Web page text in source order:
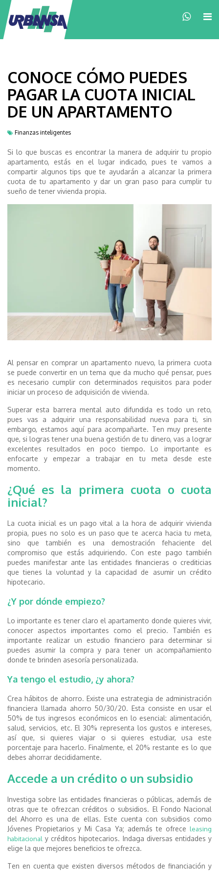
CONOCE CÓMO PUEDES
PAGAR LA CUOTA INICIAL
DE UN APARTAMENTO
Finanzas inteligentes
Si lo que buscas es encontrar la manera de adquirir tu propio
apartamento, estás en el lugar indicado, pues te vamos a
compartir algunos tips que te ayudarán a alcanzar la primera
cuota de tu apartamento y dar un gran paso para cumplir tu
sueño de tener vivienda propia.
Al pensar en comprar un apartamento nuevo, la primera cuota
se puede convertir en un tema que da mucho qué pensar, pues
es necesario cumplir con determinados requisitos para poder
iniciar un proceso de adquisición de vivienda.
Superar esta barrera mental auto difundida es todo un reto,
pues vas a adquirir una responsabilidad nueva para ti, sin
embargo, estamos aquí para acompañarte. Ten muy presente
que, si logras tener una buena gestión de tu dinero, vas a lograr
excelentes resultados en poco tiempo. Lo importante es
enfocarte y empezar a trabajar en tu meta desde este
momento.
¿Qué es la primera cuota o cuota
inicial?
La cuota inicial es un pago vital a la hora de adquirir vivienda
propia, pues no solo es un paso que te acerca hacia tu meta,
sino que también es una demostración fehaciente del
compromiso que estás adquiriendo. Con este pago también
puedes manifestar ante las entidades financieras o crediticias
que tienes la voluntad y la capacidad de asumir un crédito
hipotecario.
¿Y por dónde empiezo?
Lo importante es tener claro el apartamento donde quieres vivir,
conocer aspectos importantes como el precio. También es
importante realizar un estudio financiero para determinar si
puedes asumir la compra y para tener un acompañamiento
donde te brinden asesoría personalizada.
Ya tengo el estudio, ¿y ahora?
Crea hábitos de ahorro. Existe una estrategia de administración
financiera llamada ahorro 50/30/20. Esta consiste en usar el
50% de tus ingresos económicos en lo esencial: alimentación,
salud, servicios, etc. El 30% representa los gustos e intereses,
así que, si quieres viajar o si quieres estudiar, usa este
porcentaje para hacerlo. Finalmente, el 20% restante es lo que
debes ahorrar decididamente.
Accede a un crédito o un subsidio
Investiga sobre las entidades financieras o públicas, además de
otras que te ofrezcan créditos o subsidios. El Fondo Nacional
del Ahorro es una de ellas. Este cuenta con subsidios como
Jóvenes Propietarios y Mi Casa Ya; además te ofrece leasing
habitacional y créditos hipotecarios. Indaga diversas entidades y
elige la que mejores beneficios te ofrezca.
Ten en cuenta que existen diversos métodos de financiación y